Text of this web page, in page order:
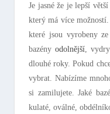
Je jasné že je lepší
který má více
které jsou vyrobeny
bazény odolnější ,
dlouhé roky. Pokud
vybrat. Nabízíme
si zamilujete. Jaké
kulaté, oválné,